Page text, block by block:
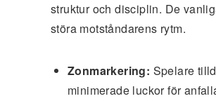
struktur och disciplin. De
störa motståndarens rytm.
Zonmarkering: Spelare
minimerade luckor för